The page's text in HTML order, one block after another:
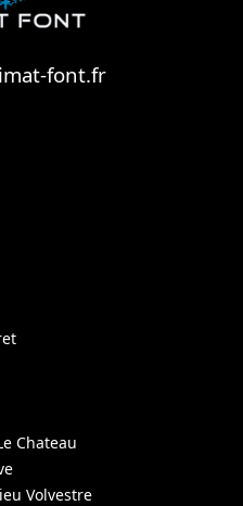
font.fr
Chateau
Volvestre